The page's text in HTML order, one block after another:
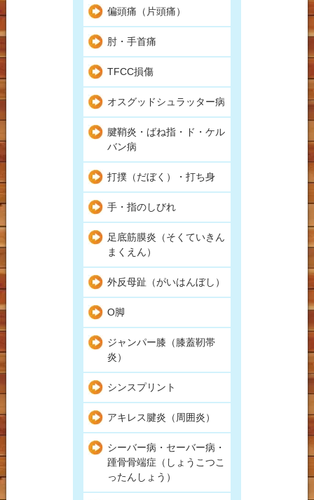
偏頭痛（片頭痛）
肘・手首痛
TFCC損傷
オスグッドシュラッター病
腱鞘炎・ばね指・ド・ケル
バン病
打撲（だぼく）・打ち身
手・指のしびれ
足底筋膜炎（そくていきん
まくえん）
外反母趾（がいはんぼし）
O脚
ジャンパー膝（膝蓋靭帯
炎）
シンスプリント
アキレス腱炎（周囲炎）
シーバー病・セーバー病・
踵骨骨端症（しょうこつこ
ったんしょう）